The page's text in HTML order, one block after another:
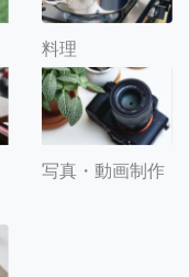
料理
写真・動画制作